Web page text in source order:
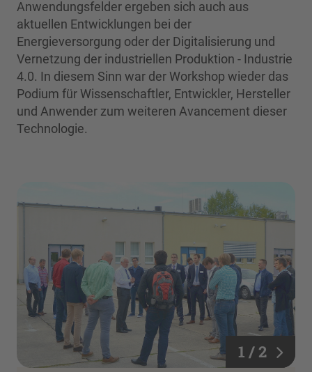
Anwendungsfelder ergeben sich auch aus
aktuellen Entwicklungen bei der
Energieversorgung oder der Digitalisierung und
Vernetzung der industriellen Produktion - Industrie
4.0. In diesem Sinn war der Workshop wieder das
Podium für Wissenschaftler, Entwickler, Hersteller
und Anwender zum weiteren Avancement dieser
Technologie.
1 / 2
1 / 2